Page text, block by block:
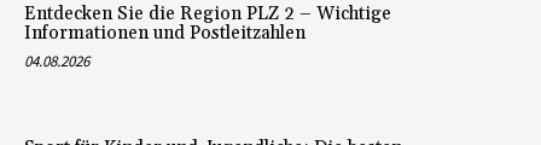
Entdecken Sie die Region PLZ 2 – Wichtige
Informationen und Postleitzahlen
04.08.2026